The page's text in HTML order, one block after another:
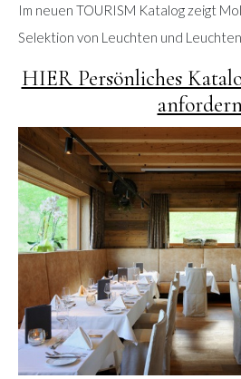
Im neuen TOURISM Katalog zeigt
Selektion von Leuchten und
HIER Persönliches